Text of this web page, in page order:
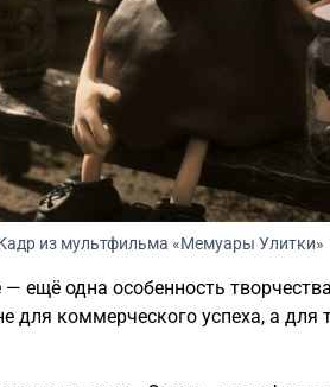
из мультфильма «Мемуары Улитки»
— ещё одна особенность
для коммерческого успеха, а для